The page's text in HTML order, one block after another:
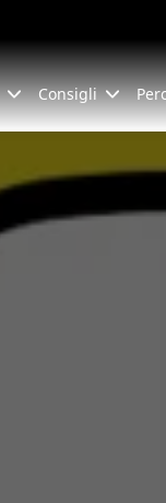
Consigli